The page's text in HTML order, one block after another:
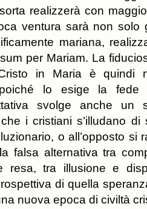
realizzerà con
ventura sarà non
mariana,
per Mariam. La
in Maria è quindi
lo esige la fede
svolge anche un
i cristiani s’illudano
o all’opposto si
falsa alternativa tra
resa, tra illusione e
di quella
nuova epoca di civiltà